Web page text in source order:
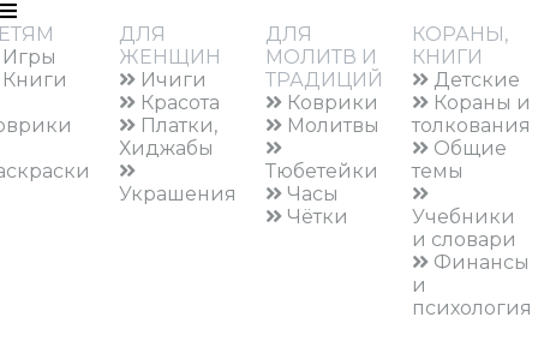
ДЛЯ
ЖЕНЩИН
Ичиги
Красота
Платки,
Хиджабы
Украшения
ДЛЯ
МОЛИТВ И
ТРАДИЦИЙ
Коврики
Молитвы
Тюбетейки
Часы
Чётки
КОРАНЫ,
КНИГИ
Детские
Кораны и
толкования
Общие
темы
Учебники
и словари
Финансы
и
психология